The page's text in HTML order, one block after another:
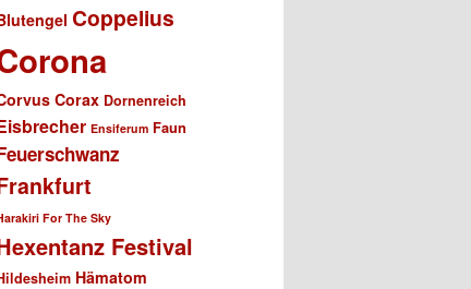
Coppelius
Corax Dornenreich
Ensiferum Faun
For The Sky
Festival
Hämatom